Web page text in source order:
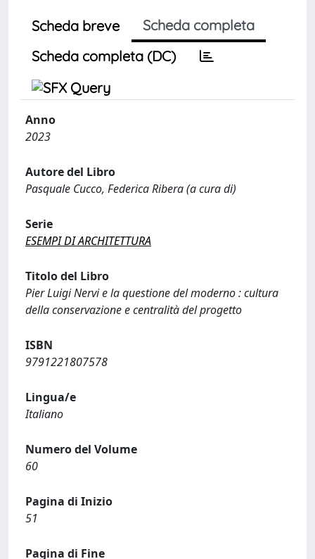
Scheda breve
Scheda completa
Scheda completa (DC)
Anno
2023
Autore del Libro
Pasquale Cucco, Federica Ribera (a cura di)
Serie
ESEMPI DI ARCHITETTURA
Titolo del Libro
Pier Luigi Nervi e la questione del moderno : cultura
della conservazione e centralità del progetto
ISBN
9791221807578
Lingua/e
Italiano
Numero del Volume
60
Pagina di Inizio
51
Pagina di Fine